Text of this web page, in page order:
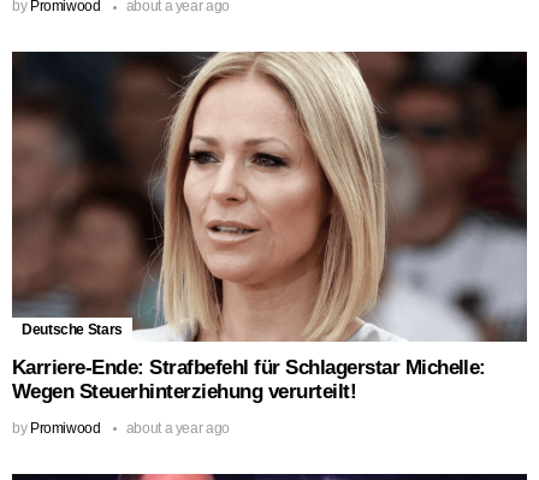
by Promiwood about a year ago
Deutsche Stars
Karriere-Ende: Strafbefehl für Schlagerstar Michelle:
Wegen Steuerhinterziehung verurteilt!
by Promiwood about a year ago